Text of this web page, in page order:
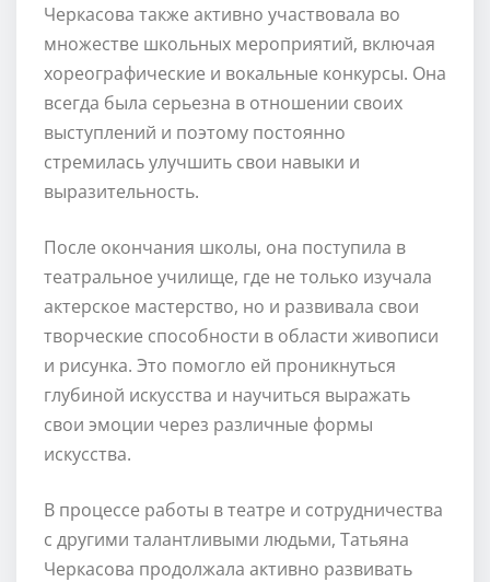
Черкасова также активно участвовала во
множестве школьных мероприятий, включая
хореографические и вокальные конкурсы. Она
всегда была серьезна в отношении своих
выступлений и поэтому постоянно
стремилась улучшить свои навыки и
выразительность.
После окончания школы, она поступила в
театральное училище, где не только изучала
актерское мастерство, но и развивала свои
творческие способности в области живописи
и рисунка. Это помогло ей проникнуться
глубиной искусства и научиться выражать
свои эмоции через различные формы
искусства.
В процессе работы в театре и сотрудничества
с другими талантливыми людьми, Татьяна
Черкасова продолжала активно развивать